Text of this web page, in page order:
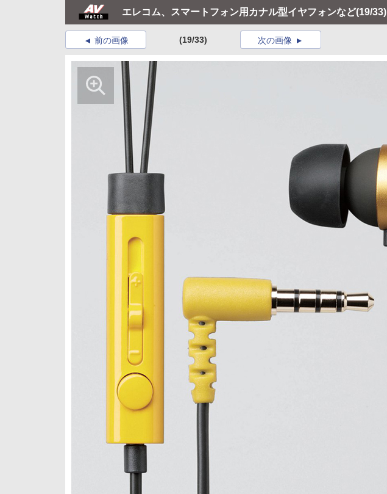
エレコム、スマートフォン用カナル型イヤフォンなど(19/33)
前の画像 (19/33) 次の画像